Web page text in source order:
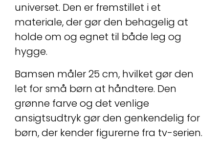
universet. Den er fremstillet i et
materiale, der gør den behagelig at
holde om og egnet til både leg og
hygge.
Bamsen måler 25 cm, hvilket gør den
let for små børn at håndtere. Den
grønne farve og det venlige
ansigtsudtryk gør den genkendelig for
børn, der kender figurerne fra tv-serien.